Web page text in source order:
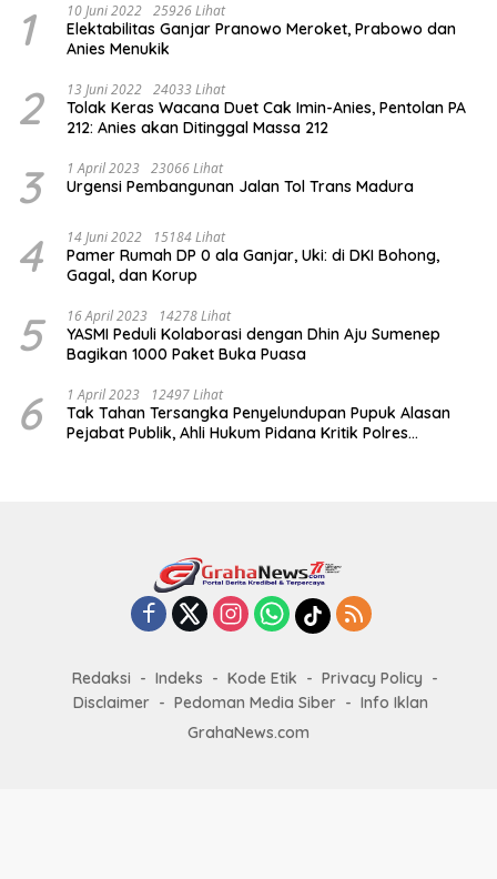
1 10 Juni 2022 25926 Lihat
Elektabilitas Ganjar Pranowo Meroket, Prabowo dan
Anies Menukik
2 13 Juni 2022 24033 Lihat
Tolak Keras Wacana Duet Cak Imin-Anies, Pentolan PA
212: Anies akan Ditinggal Massa 212
3 1 April 2023 23066 Lihat
Urgensi Pembangunan Jalan Tol Trans Madura
4 14 Juni 2022 15184 Lihat
Pamer Rumah DP 0 ala Ganjar, Uki: di DKI Bohong,
Gagal, dan Korup
5 16 April 2023 14278 Lihat
YASMI Peduli Kolaborasi dengan Dhin Aju Sumenep
Bagikan 1000 Paket Buka Puasa
6 1 April 2023 12497 Lihat
Tak Tahan Tersangka Penyelundupan Pupuk Alasan
Pejabat Publik, Ahli Hukum Pidana Kritik Polres
Redaksi Indeks Kode Etik
Privacy Policy
Disclaimer
Pedoman Media Siber
Info Iklan
GrahaNews.com